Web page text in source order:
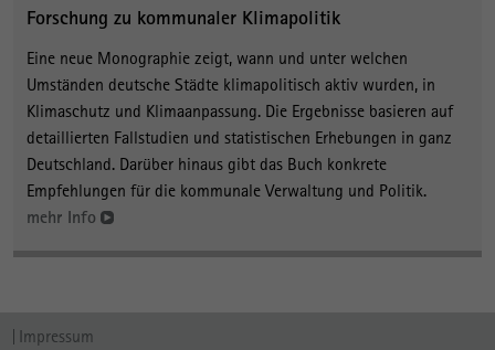
Forschung zu kommunaler Klimapolitik
Eine neue Monographie zeigt, wann und unter welchen
Umständen deutsche Städte klimapolitisch aktiv wurden, in
Klimaschutz und Klimaanpassung. Die Ergebnisse basieren auf
detaillierten Fallstudien und statistischen Erhebungen in ganz
Deutschland. Darüber hinaus gibt das Buch konkrete
Empfehlungen für die kommunale Verwaltung und Politik.
mehr Info
Impressum